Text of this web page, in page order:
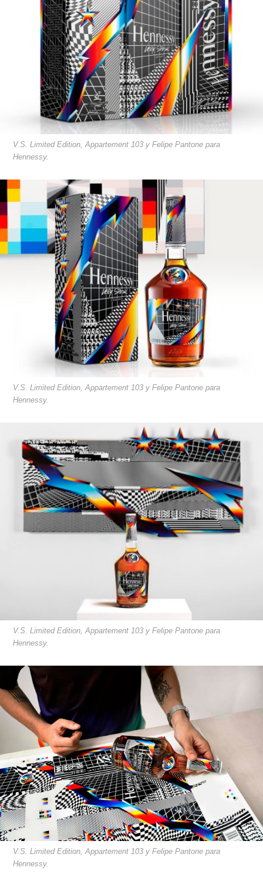
V.S. Limited Edition, Appartement 103 y Felipe Pantone para
Hennessy.
V.S. Limited Edition, Appartement 103 y Felipe Pantone para
Hennessy.
V.S. Limited Edition, Appartement 103 y Felipe Pantone para
Hennessy.
V.S. Limited Edition, Appartement 103 y Felipe Pantone para
Hennessy.